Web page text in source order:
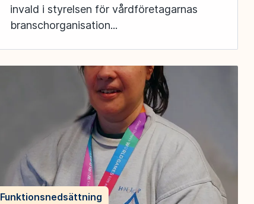
invald i styrelsen för vårdföretagarnas
branschorganisation...
Funktionsnedsättning